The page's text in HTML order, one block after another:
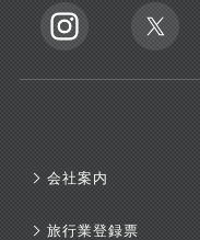
会社案内
旅行業登録票